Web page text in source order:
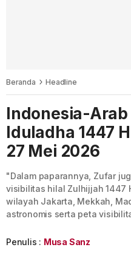
Beranda Headline
Indonesia-Arab
Iduladha 1447
27 Mei 2026
"Dalam paparannya, Zufar
visibilitas hilal Zulhijjah 1447
wilayah Jakarta, Mekkah,
astronomis serta peta
Penulis : Musa Sanz